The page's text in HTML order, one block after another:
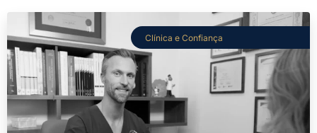
Clínica e Confiança